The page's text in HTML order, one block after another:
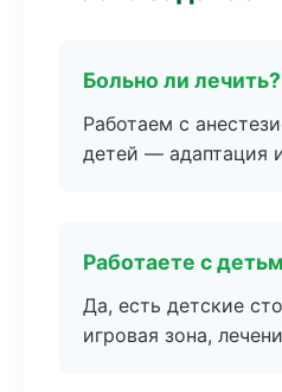
Больно ли лечить?
Работаем с
детей — адаптация
Работаете с
Да, есть детские
игровая зона,